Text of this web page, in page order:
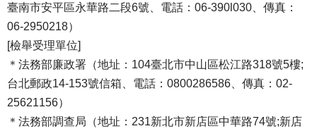
臺南市安平區永華路二段6號、電話：06-390l030、傳真：
06-2950218）
[檢舉受理單位]
＊法務部廉政署（地址：104臺北市中山區松江路318號5樓;
台北郵政14-153號信箱、電話：0800286586、傳真：02-
25621156）
＊法務部調查局（地址：231新北市新店區中華路74號;新店